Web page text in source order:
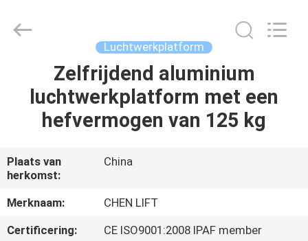
PRODUCTEN
OVER
ONS
FABRIEKSTOCHT
LTD.
Luchtwerkplatform
Zelfrijdend aluminium
luchtwerkplatform met een
hefvermogen van 125 kg
Plaats van
herkomst:
China
Merknaam:
CHEN LIFT
Certificering:
CE ISO9001:2008 IPAF member